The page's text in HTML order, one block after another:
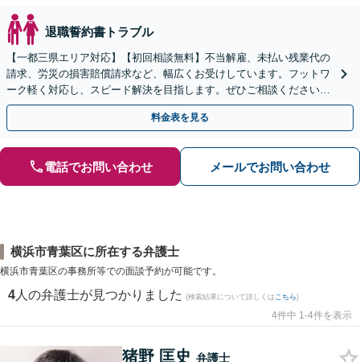
退職誓約書トラブル
【一都三県エリア対応】【初回相談無料】不当解雇、未払い残業代の
請求、労災の損害賠償請求など、幅広くお受けしています。フットワ
ーク軽く対応し、スピード解決を目指します。ぜひご相談ください。
【電話相談可】【WEB面談可】【休日面談可】
料金表を見る
電話でお問い合わせ メールでお問い合わせ
横浜市青葉区に所在する弁護士
横浜市青葉区の事務所等での面談予約が可能です。
4 人の弁護士が見つかりました (検索結果について詳しくは こちら)
4件中 1-4件を表示
猪野 匡史 弁護士